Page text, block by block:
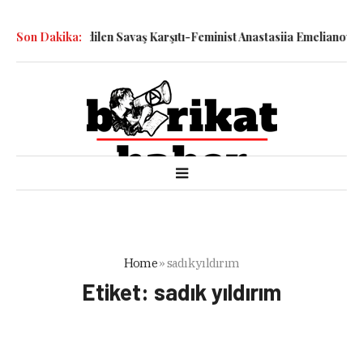
Son Dakika:
Katledilen Savaş Karşıtı-Feminist Anastasiia Emelianova’nın
Home»sadık yıldırım
Etiket: sadık yıldırım